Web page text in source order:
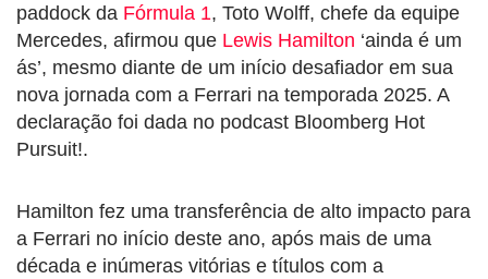
paddock da Fórmula 1, Toto Wolff, chefe da equipe
Mercedes, afirmou que Lewis Hamilton ‘ainda é um
ás’, mesmo diante de um início desafiador em sua
nova jornada com a Ferrari na temporada 2025. A
declaração foi dada no podcast Bloomberg Hot
Pursuit!.
Hamilton fez uma transferência de alto impacto para
a Ferrari no início deste ano, após mais de uma
década e inúmeras vitórias e títulos com a